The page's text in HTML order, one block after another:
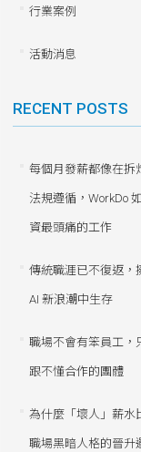
行業案例
活動消息
RECENT POSTS
每個月發薪都像在拆
法規遵循，WorkDo
資最頭痛的工作
傳統職涯已不復返，
AI 新浪潮中生存
職場不會有笨員工，
跟不懂合作的團體
為什麼「壞人」薪水
職場黑暗人格的晉升